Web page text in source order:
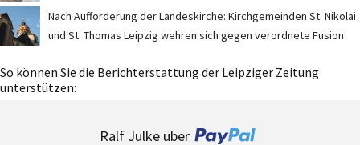
Nach Aufforderung der Landeskirche: Kirchgemeinden St. Nikolai
und St. Thomas Leipzig wehren sich gegen verordnete Fusion
So können Sie die Berichterstattung der Leipziger Zeitung
unterstützen:
Ralf Julke über